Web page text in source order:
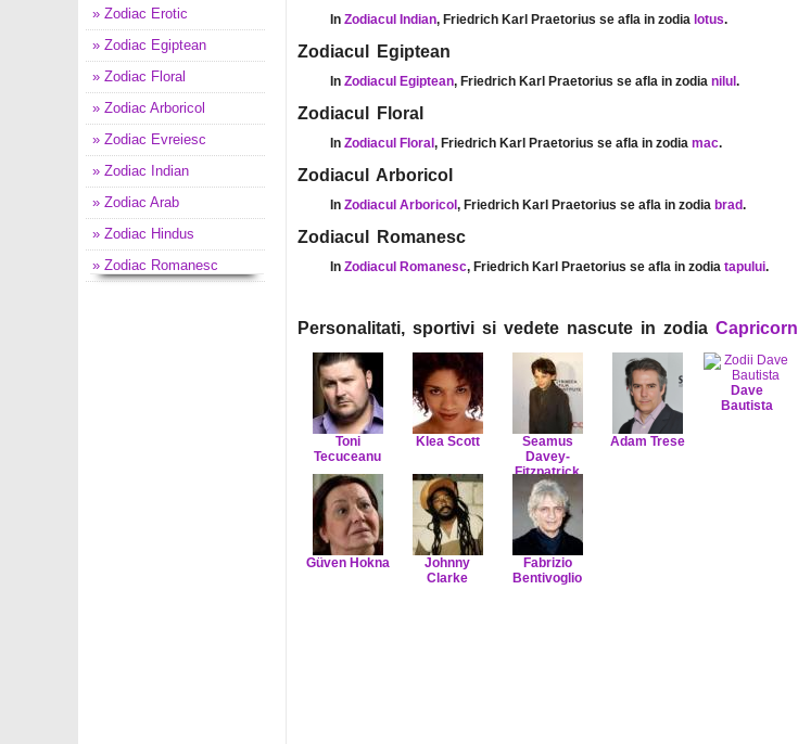
» Zodiac Erotic
» Zodiac Egiptean
» Zodiac Floral
» Zodiac Arboricol
» Zodiac Evreiesc
» Zodiac Indian
» Zodiac Arab
» Zodiac Hindus
» Zodiac Romanesc
In Zodiacul Indian, Friedrich Karl Praetorius se afla in zodia lotus.
Zodiacul Egiptean
In Zodiacul Egiptean, Friedrich Karl Praetorius se afla in zodia nilul .
Zodiacul Floral
In Zodiacul Floral , Friedrich Karl Praetorius se afla in zodia mac.
Zodiacul Arboricol
In Zodiacul Arboricol , Friedrich Karl Praetorius se afla in zodia brad.
Zodiacul Romanesc
In Zodiacul Romanesc, Friedrich Karl Praetorius se afla in zodia tapului.
Personalitati, sportivi si vedete nascute in zodia Capricorn
Toni
Tecuceanu
Klea Scott
Seamus
Davey-
Fitzpatrick
Adam Trese
Dave
Bautista
Güven Hokna
Johnny
Clarke
Fabrizio
Bentivoglio